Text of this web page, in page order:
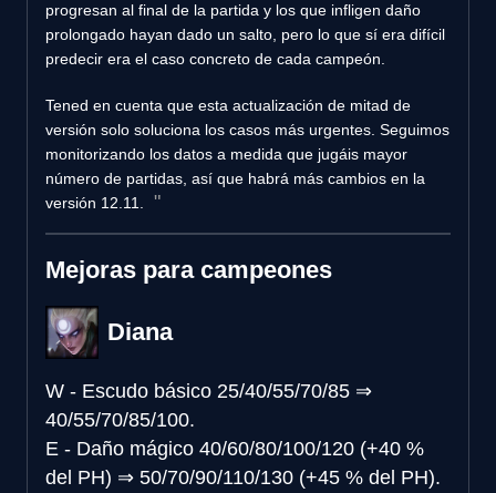
progresan al final de la partida y los que infligen daño
prolongado hayan dado un salto, pero lo que sí era difícil
predecir era el caso concreto de cada campeón.
Tened en cuenta que esta actualización de mitad de
versión solo soluciona los casos más urgentes. Seguimos
monitorizando los datos a medida que jugáis mayor
número de partidas, así que habrá más cambios en la
versión 12.11.
Mejoras para campeones
Diana
W - Escudo básico 25/40/55/70/85 ⇒
40/55/70/85/100.
E - Daño mágico 40/60/80/100/120 (+40 %
del PH) ⇒ 50/70/90/110/130 (+45 % del PH).